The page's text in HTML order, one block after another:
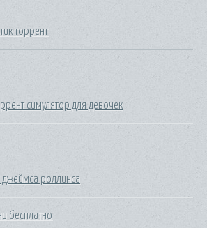
торрент
симулятор для девочек
джеймса роллинса
бесплатно